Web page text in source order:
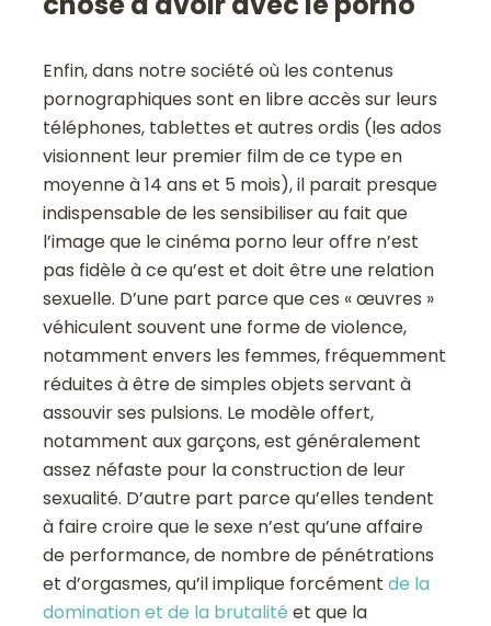
Enfin, dans notre société où les contenus
pornographiques sont en libre accès sur leurs
téléphones, tablettes et autres ordis (les ados
visionnent leur premier film de ce type en
moyenne à 14 ans et 5 mois), il parait presque
indispensable de les sensibiliser au fait que
l’image que le cinéma porno leur offre n’est
pas fidèle à ce qu’est et doit être une relation
sexuelle. D’une part parce que ces « œuvres »
véhiculent souvent une forme de violence,
notamment envers les femmes, fréquemment
réduites à être de simples objets servant à
assouvir ses pulsions. Le modèle offert,
notamment aux garçons, est généralement
assez néfaste pour la construction de leur
sexualité. D’autre part parce qu’elles tendent
à faire croire que le sexe n’est qu’une affaire
de performance, de nombre de pénétrations
et d’orgasmes, qu’il implique forcémentde la
domination et de la brutalité et que la